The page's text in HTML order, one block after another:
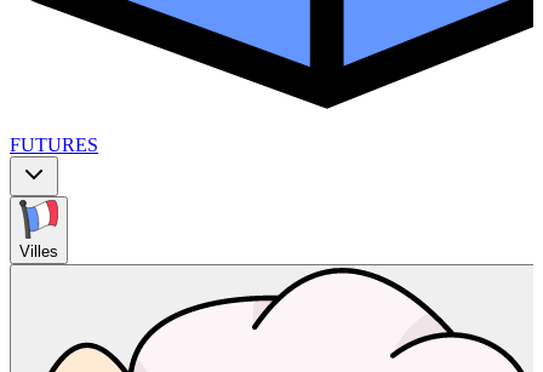
FUTURES
Villes